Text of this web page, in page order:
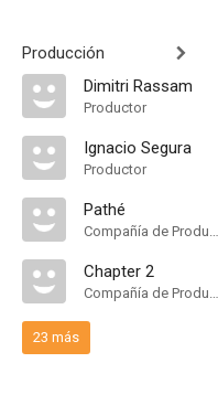
Producción
Dimitri Rassam
Productor
Ignacio Segura
Productor
Pathé
Compañía de Produccion
Chapter 2
Compañía de Produccion
23 más